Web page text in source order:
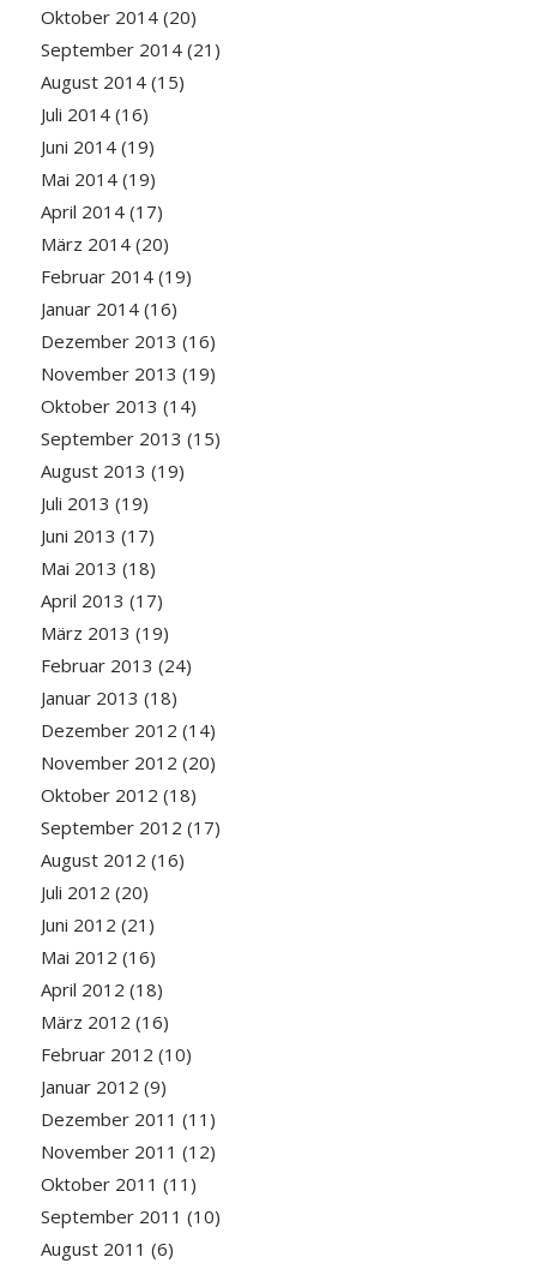
Oktober 2014(20)
September 2014(21)
August 2014(15)
Juli 2014(16)
Juni 2014(19)
Mai 2014(19)
April 2014(17)
März 2014(20)
Februar 2014(19)
Januar 2014(16)
Dezember 2013 (16)
November 2013 (19)
Oktober 2013 (14)
September 2013 (15)
August 2013 (19)
Juli 2013 (19)
Juni 2013 (17)
Mai 2013 (18)
April 2013 (17)
März 2013 (19)
Februar 2013 (24)
Januar 2013 (18)
Dezember 2012 (14)
November 2012 (20)
Oktober 2012 (18)
September 2012 (17)
August 2012 (16)
Juli 2012 (20)
Juni 2012 (21)
Mai 2012 (16)
April 2012 (18)
März 2012 (16)
Februar 2012 (10)
Januar 2012 (9)
Dezember 2011 (11)
November 2011 (12)
Oktober 2011 (11)
September 2011 (10)
August 2011 (6)